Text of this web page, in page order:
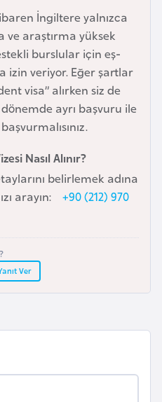
İngiltere yalnızca
ve araştırma yüksek
burslular için eş-
izin veriyor. Eğer şartlar
visa” alırken siz de
ayrı başvuru ile
Nasıl Alınır?
belirlemek adına
arayın:
+90 (212) 970
Ver